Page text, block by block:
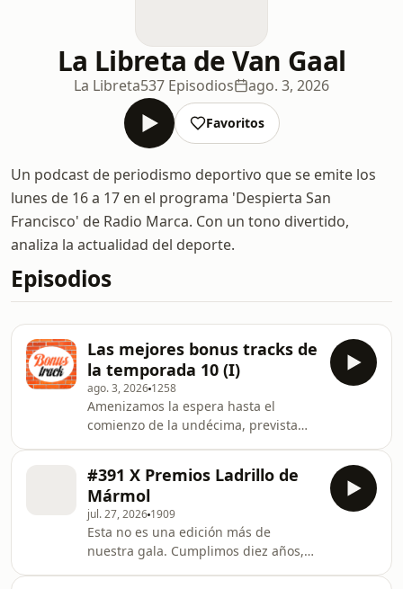
La Libreta de Van Gaal
La Libreta537 Episodios ago. 3, 2026
Favoritos
Un podcast de periodismo deportivo que se emite los
lunes de 16 a 17 en el programa 'Despierta San
Francisco' de Radio Marca. Con un tono divertido,
analiza la actualidad del deporte.
Episodios
Las mejores bonus tracks de
la temporada 10 (I)
ago. 3, 2026 1258
Amenizamos la espera hasta el
comienzo de la undécima, prevista
megaphone.fm/adchoices
#391 X Premios Ladrillo de
Mármol
jul. 27, 2026 1909
Esta no es una edición más de
nuestra gala. Cumplimos diez años,